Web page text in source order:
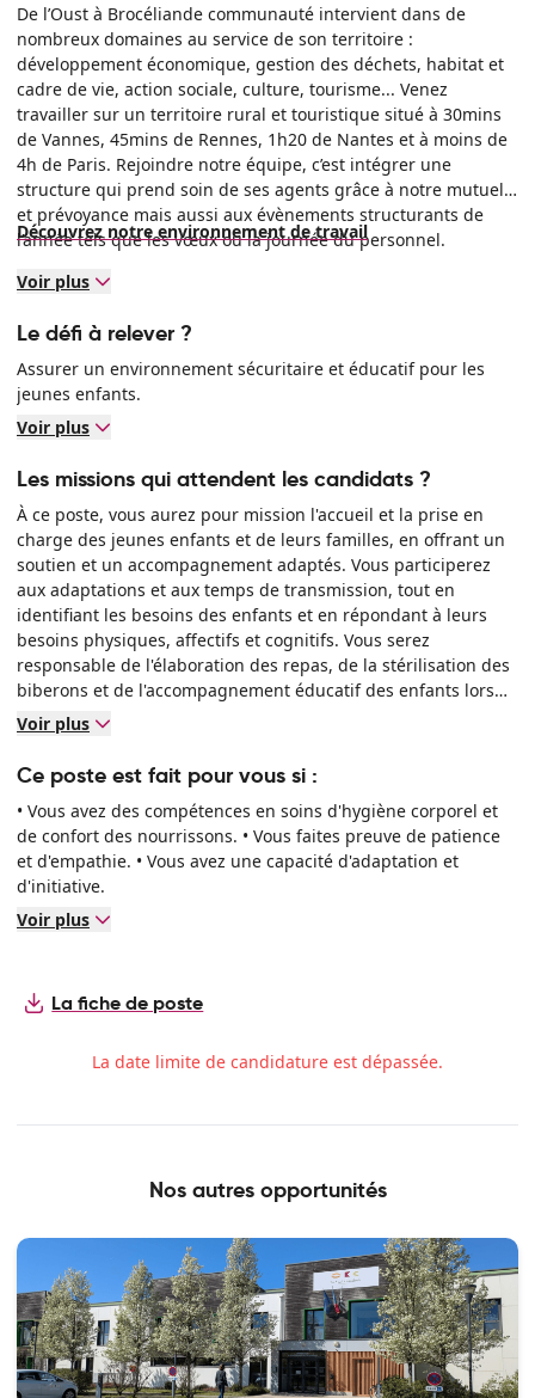
De l’Oust à Brocéliande communauté intervient dans de
nombreux domaines au service de son territoire :
développement économique, gestion des déchets, habitat et
cadre de vie, action sociale, culture, tourisme... Venez
travailler sur un territoire rural et touristique situé à 30mins
de Vannes, 45mins de Rennes, 1h20 de Nantes et à moins de
4h de Paris. Rejoindre notre équipe, c’est intégrer une
structure qui prend soin de ses agents grâce à notre mutuelle
et prévoyance mais aussi aux évènements structurants de
l’année tels que les vœux ou la journée du personnel.
Découvrez notre environnement de travail
Voir plus
Le défi à relever ?
Assurer un environnement sécuritaire et éducatif pour les
jeunes enfants.
Voir plus
Les missions qui attendent les candidats ?
À ce poste, vous aurez pour mission l'accueil et la prise en
charge des jeunes enfants et de leurs familles, en offrant un
soutien et un accompagnement adaptés. Vous participerez
aux adaptations et aux temps de transmission, tout en
identifiant les besoins des enfants et en répondant à leurs
besoins physiques, affectifs et cognitifs. Vous serez
responsable de l'élaboration des repas, de la stérilisation des
biberons et de l'accompagnement éducatif des enfants lors
des repas. Vous participerez également aux projets d'équipe
et à l'organisation des temps festifs de la structure.
Voir plus
Ce poste est fait pour vous si :
• Vous avez des compétences en soins d'hygiène corporel et
de confort des nourrissons. • Vous faites preuve de patience
et d'empathie. • Vous avez une capacité d'adaptation et
d'initiative.
Voir plus
La fiche de poste
La date limite de candidature est dépassée.
Nos autres opportunités